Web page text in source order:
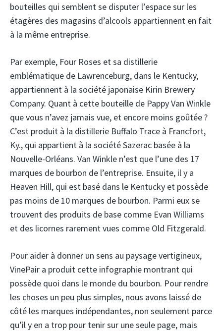
bouteilles qui semblent se disputer l’espace sur les
étagères des magasins d’alcools appartiennent en fait
à la même entreprise.
Par exemple, Four Roses et sa distillerie
emblématique de Lawrenceburg, dans le Kentucky,
appartiennent à la société japonaise Kirin Brewery
Company. Quant à cette bouteille de Pappy Van Winkle
que vous n’avez jamais vue, et encore moins goûtée ?
C’est produit à la distillerie Buffalo Trace à Francfort,
Ky., qui appartient à la société Sazerac basée à la
Nouvelle-Orléans. Van Winkle n’est que l’une des 17
marques de bourbon de l’entreprise. Ensuite, il y a
Heaven Hill, qui est basé dans le Kentucky et possède
pas moins de 10 marques de bourbon. Parmi eux se
trouvent des produits de base comme Evan Williams
et des licornes rarement vues comme Old Fitzgerald.
Pour aider à donner un sens au paysage vertigineux,
VinePair a produit cette infographie montrant qui
possède quoi dans le monde du bourbon. Pour rendre
les choses un peu plus simples, nous avons laissé de
côté les marques indépendantes, non seulement parce
qu’il y en a trop pour tenir sur une seule page, mais